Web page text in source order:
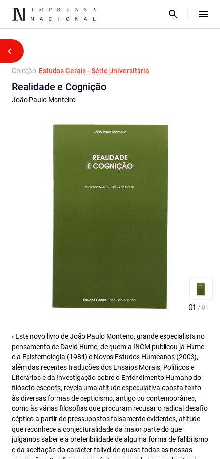
Coleção Estudos Gerais - Série Universitária
Realidade e Cognição
João Paulo Monteiro
«Este novo livro de João Paulo Monteiro, grande especialista no
pensamento de David Hume, de quem a INCM publicou já Hume
e a Epistemologia (1984) e Novos Estudos Humeanos (2003),
além das recentes traduções dos Ensaios Morais, Políticos e
Literários e da Investigação sobre o Entendimento Humano do
filósofo escocês, revela uma atitude especulativa oposta tanto
às diversas formas de cepticismo, antigo ou contemporâneo,
como às várias filosofias que procuram recusar o radical desafio
céptico a partir de pressupostos falsamente evidentes, atitude
que reconhece a conjecturalidade da maior parte do que
julgamos saber e a preferibilidade de alguma forma de falibilismo
e da aceitação do carácter falível de quase todas as nossas